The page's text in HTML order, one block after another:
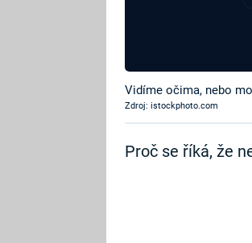
Vidíme očima, nebo
Zdroj: istockphoto.com
Proč se říká, že